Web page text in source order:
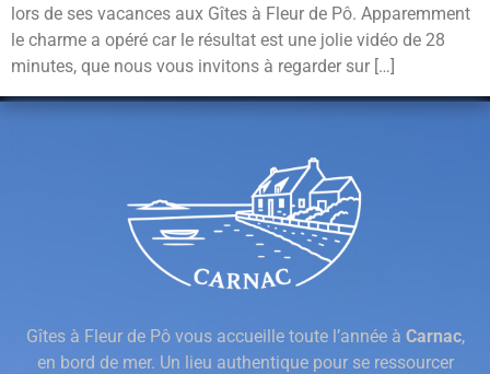
lors de ses vacances aux Gîtes à Fleur de Pô. Apparemment
le charme a opéré car le résultat est une jolie vidéo de 28
minutes, que nous vous invitons à regarder sur […]
Gîtes à Fleur de Pô vous accueille toute l’année à Carnac,
en bord de mer. Un lieu authentique pour se ressourcer